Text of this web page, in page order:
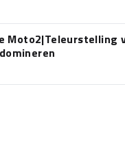
Moto2|Teleurstelling